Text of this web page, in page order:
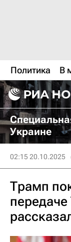
Политика В
Украине
02:15 20.10.2025
Трамп